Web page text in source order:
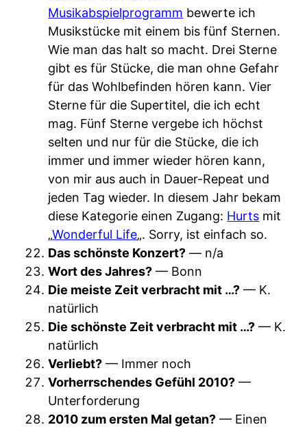
Musikabspielprogramm bewerte ich
Musikstücke mit einem bis fünf Sternen.
Wie man das halt so macht. Drei Sterne
gibt es für Stücke, die man ohne Gefahr
für das Wohlbefinden hören kann. Vier
Sterne für die Supertitel, die ich echt
mag. Fünf Sterne vergebe ich höchst
selten und nur für die Stücke, die ich
immer und immer wieder hören kann,
von mir aus auch in Dauer-Repeat und
jeden Tag wieder. In diesem Jahr bekam
diese Kategorie einen Zugang: Hurts mit
„Wonderful Life„. Sorry, ist einfach so.
Das schönste Konzert? — n/a
Wort des Jahres? — Bonn
Die meiste Zeit verbracht mit …? — K.
natürlich
Die schönste Zeit verbracht mit …? — K.
natürlich
Verliebt? — Immer noch
Vorherrschendes Gefühl 2010? —
Unterforderung
2010 zum ersten Mal getan? — Einen